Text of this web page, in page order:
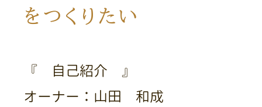
をつくりたい
『 自己紹介 』
オーナー：山田 和成